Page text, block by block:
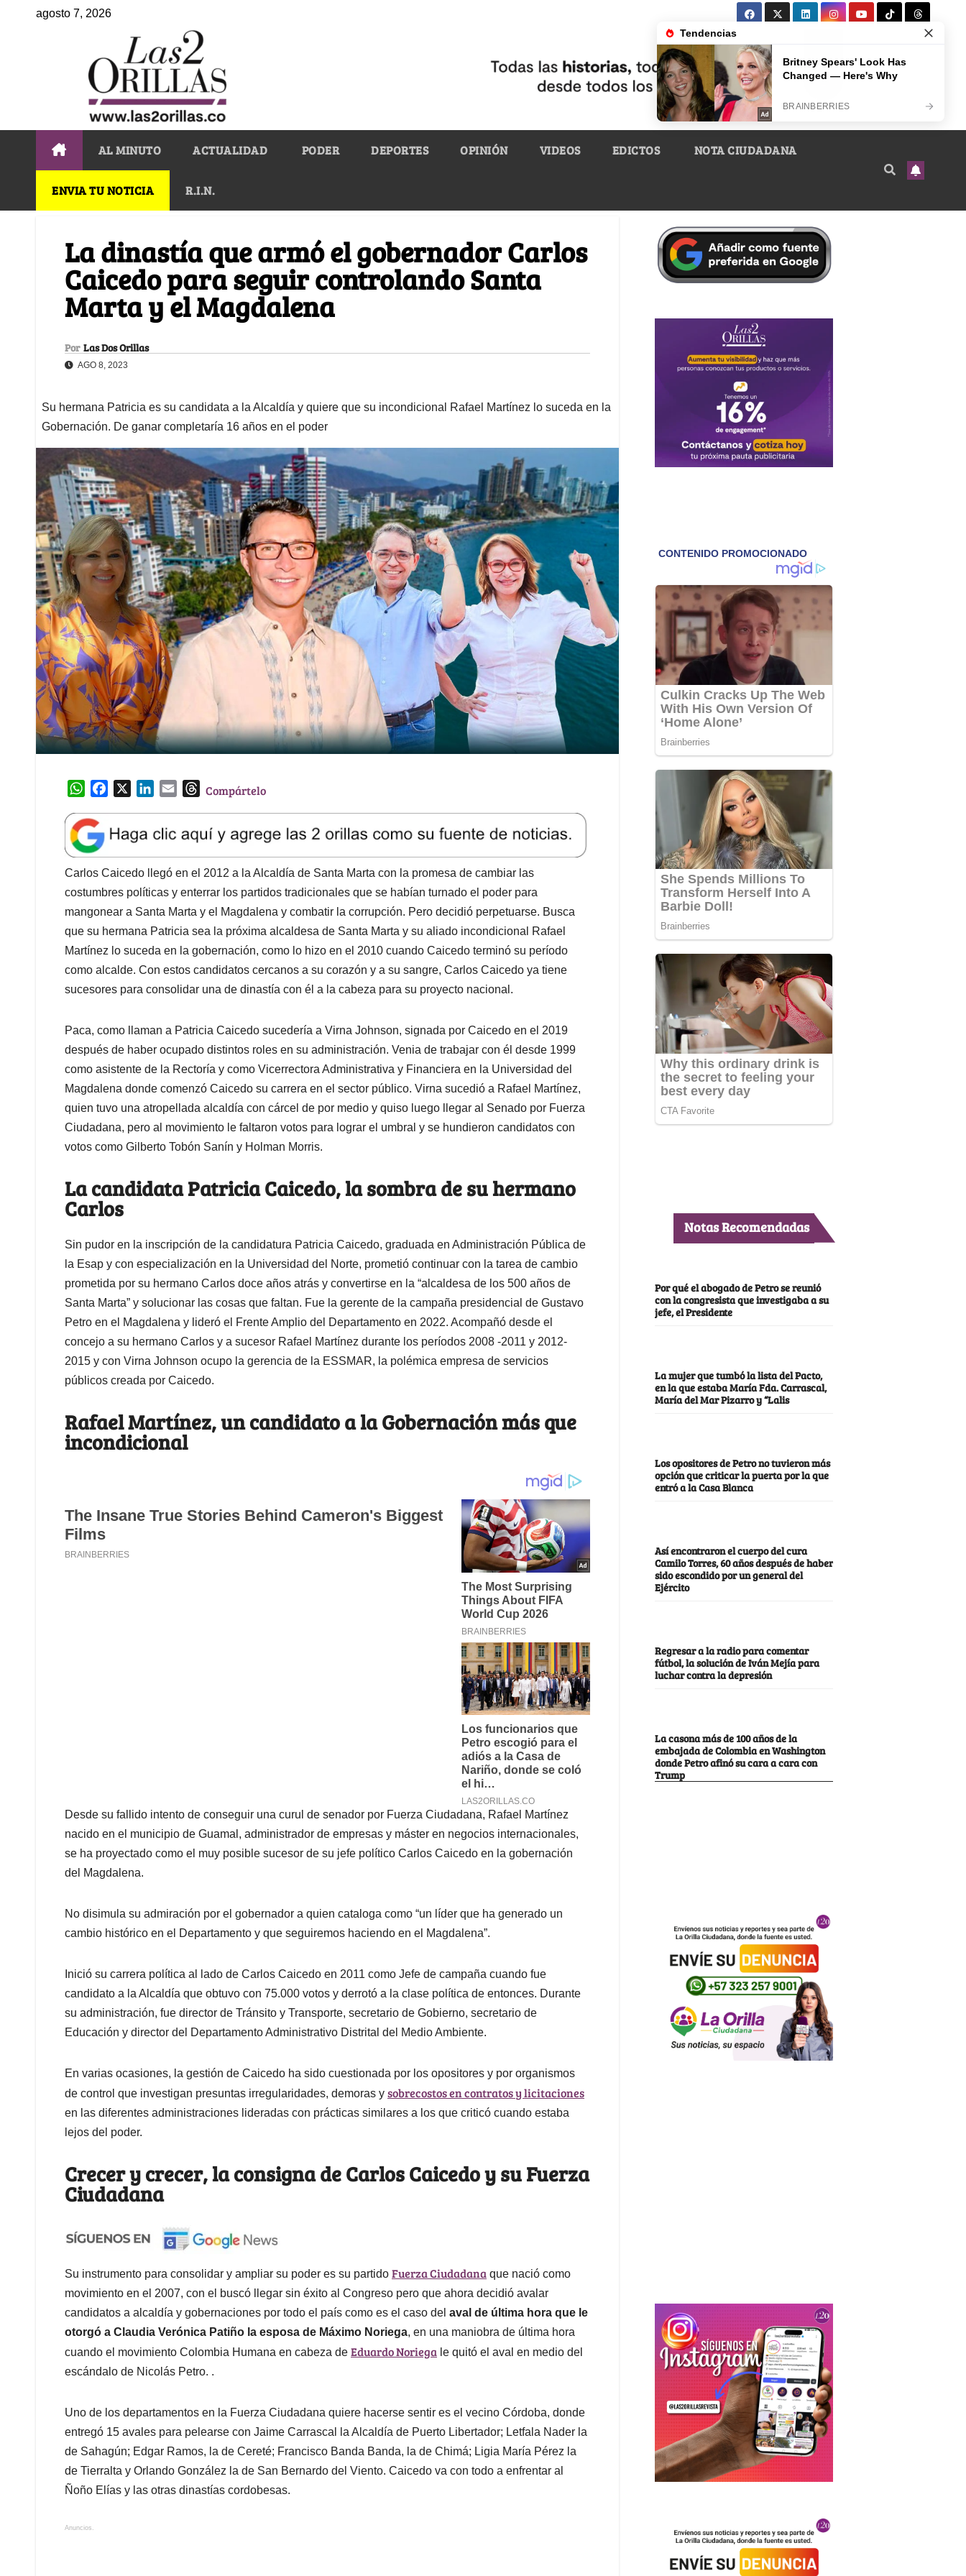
agosto 7, 2026
AL MINUTO ACTUALIDAD PODER DEPORTES OPINIÓN VIDEOS EDICTOS NOTA CIUDADANA
ENVIA TU NOTICIA R.I.N.
La dinastía que armó el gobernador Carlos
Caicedo para seguir controlando Santa
Marta y el Magdalena
Por Las Dos Orillas
AGO 8, 2023
Su hermana Patricia es su candidata a la Alcaldía y quiere que su incondicional Rafael Martínez lo suceda en la
Gobernación. De ganar completaría 16 años en el poder
W
a
t
s
A
p
p
e
b
o
o
k
k
e
d
I
n
l
T
e
a
d
s
Compártelo
Carlos Caicedo llegó en el 2012 a la Alcaldía de Santa Marta con la promesa de cambiar las
costumbres políticas y enterrar los partidos tradicionales que se habían turnado el poder para
mangonear a Santa Marta y el Magdalena y combatir la corrupción. Pero decidió perpetuarse. Busca
que su hermana Patricia sea la próxima alcaldesa de Santa Marta y su aliado incondicional Rafael
Martínez lo suceda en la gobernación, como lo hizo en el 2010 cuando Caicedo terminó su período
como alcalde. Con estos candidatos cercanos a su corazón y a su sangre, Carlos Caicedo ya tiene
sucesores para consolidar una de dinastía con él a la cabeza para su proyecto nacional.
Paca, como llaman a Patricia Caicedo sucedería a Virna Johnson, signada por Caicedo en el 2019
después de haber ocupado distintos roles en su administración. Venia de trabajar con él desde 1999
como asistente de la Rectoría y como Vicerrectora Administrativa y Financiera en la Universidad del
Magdalena donde comenzó Caicedo su carrera en el sector público. Virna sucedió a Rafael Martínez,
quien tuvo una atropellada alcaldía con cárcel de por medio y quiso luego llegar al Senado por Fuerza
Ciudadana, pero al movimiento le faltaron votos para lograr el umbral y se hundieron candidatos con
votos como Gilberto Tobón Sanín y Holman Morris.
La candidata Patricia Caicedo, la sombra de su hermano
Carlos
Sin pudor en la inscripción de la candidatura Patricia Caicedo, graduada en Administración Pública de
la Esap y con especialización en la Universidad del Norte, prometió continuar con la tarea de cambio
prometida por su hermano Carlos doce años atrás y convertirse en la “alcaldesa de los 500 años de
Santa Marta” y solucionar las cosas que faltan. Fue la gerente de la campaña presidencial de Gustavo
Petro en el Magdalena y lideró el Frente Amplio del Departamento en 2022. Acompañó desde el
concejo a su hermano Carlos y a sucesor Rafael Martínez durante los períodos 2008 -2011 y 2012-
2015 y con Virna Johnson ocupo la gerencia de la ESSMAR, la polémica empresa de servicios
públicos creada por Caicedo.
Rafael Martínez, un candidato a la Gobernación más que
incondicional
Desde su fallido intento de conseguir una curul de senador por Fuerza Ciudadana, Rafael Martínez
nacido en el municipio de Guamal, administrador de empresas y máster en negocios internacionales,
se ha proyectado como el muy posible sucesor de su jefe político Carlos Caicedo en la gobernación
del Magdalena.
No disimula su admiración por el gobernador a quien cataloga como “un líder que ha generado un
cambio histórico en el Departamento y que seguiremos haciendo en el Magdalena”.
Inició su carrera política al lado de Carlos Caicedo en 2011 como Jefe de campaña cuando fue
candidato a la Alcaldía que obtuvo con 75.000 votos y derrotó a la clase política de entonces. Durante
su administración, fue director de Tránsito y Transporte, secretario de Gobierno, secretario de
Educación y director del Departamento Administrativo Distrital del Medio Ambiente.
En varias ocasiones, la gestión de Caicedo ha sido cuestionada por los opositores y por organismos
de control que investigan presuntas irregularidades, demoras y sobrecostos en contratos y licitaciones
en las diferentes administraciones lideradas con prácticas similares a los que criticó cuando estaba
lejos del poder.
Crecer y crecer, la consigna de Carlos Caicedo y su Fuerza
Ciudadana
Su instrumento para consolidar y ampliar su poder es su partido Fuerza Ciudadana que nació como
movimiento en el 2007, con el buscó llegar sin éxito al Congreso pero que ahora decidió avalar
candidatos a alcaldía y gobernaciones por todo el país como es el caso del aval de última hora que le
otorgó a Claudia Verónica Patiño la esposa de Máximo Noriega, en una maniobra de última hora
cuando el movimiento Colombia Humana en cabeza de Eduardo Noriega le quitó el aval en medio del
escándalo de Nicolás Petro. .
Uno de los departamentos en la Fuerza Ciudadana quiere hacerse sentir es el vecino Córdoba, donde
entregó 15 avales para pelearse con Jaime Carrascal la Alcaldía de Puerto Libertador; Letfala Nader la
de Sahagún; Edgar Ramos, la de Cereté; Francisco Banda Banda, la de Chimá; Ligia María Pérez la
de Tierralta y Orlando González la de San Bernardo del Viento. Caicedo va con todo a enfrentar al
Ñoño Elías y las otras dinastías cordobesas.
Anuncios.
Notas Recomendadas
Por qué el abogado de Petro se reunió
con la congresista que investigaba a su
jefe, el Presidente
La mujer que tumbó la lista del Pacto,
en la que estaba María Fda. Carrascal,
María del Mar Pizarro y “Lalis
Los opositores de Petro no tuvieron más
opción que criticar la puerta por la que
entró a la Casa Blanca
Así encontraron el cuerpo del cura
Camilo Torres, 60 años después de haber
sido escondido por un general del
Ejército
Regresar a la radio para comentar
fútbol, la solución de Iván Mejía para
luchar contra la depresión
La casona más de 100 años de la
embajada de Colombia en Washington
donde Petro afinó su cara a cara con
Trump